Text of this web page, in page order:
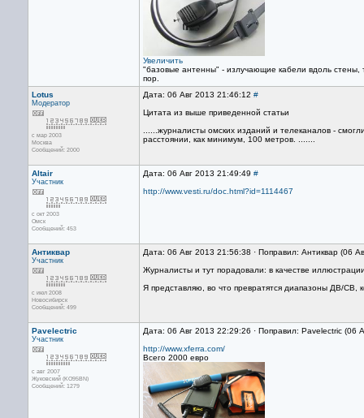
Увеличить
"базовые антенны" - излучающие кабели вдоль стены,
пор.
Lotus
Модератор
с мар 2003
Москва
Сообщений: 2000
Дата: 06 Авг 2013 21:46:12 #
Цитата из выше приведенной статьи
......журналисты омских изданий и телеканалов -
расстоянии, как минимум, 100 метров. .......
Altair
Участник
с окт 2003
Омск
Сообщений: 453
Дата: 06 Авг 2013 21:49:49 #
http://www.vesti.ru/doc.html?id=1114467
Антиквар
Участник
с июл 2008
Новосибирск
Сообщений: 499
Дата: 06 Авг 2013 21:56:38 · Поправил: Антиквар (06
Журналисты и тут порадовали: в качестве
Я представляю, во что превратятся диапазоны ДВ/СВ,
Pavelectric
Участник
с авг 2007
Жуковский (KO95BN)
Сообщений: 1279
Дата: 06 Авг 2013 22:29:26 · Поправил: Pavelectric (06
http://www.xferra.com/
Всего 2000 евро